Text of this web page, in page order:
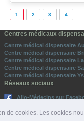
de cookies. Les cookies
1 2 3 4
Centres médicaux
Centre médical dispensaire
Centre médical dispensaire
Centre médical dispensaire
Centre médical dispensaire
Centre médical dispensaire
Réseaux sociaux
Allo-Médecins sur